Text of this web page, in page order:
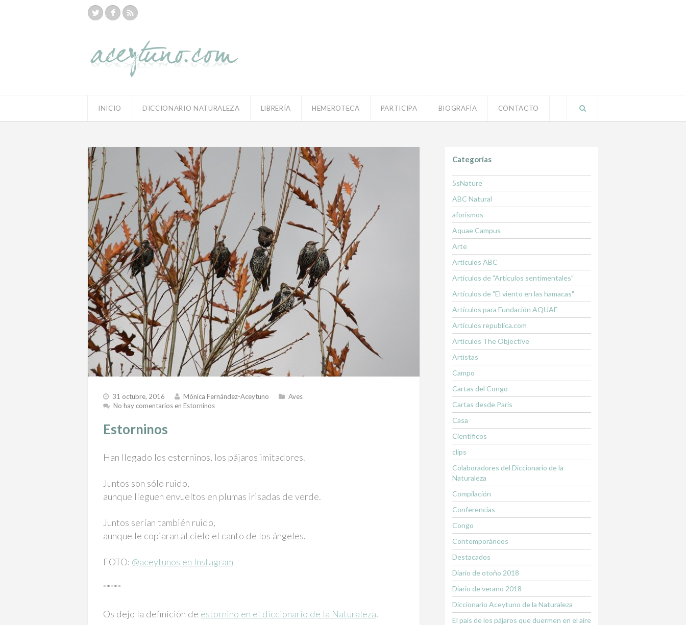
INICIO DICCIONARIO NATURALEZA LIBRERÍA HEMEROTECA PARTICIPA BIOGRAFÍA CONTACTO
31 octubre, 2016 Mónica Fernández-Aceytuno
Aves
No hay comentarios en Estorninos
Estorninos
Han llegado los estorninos, los pájaros imitadores.
Juntos son sólo ruido,
aunque lleguen envueltos en plumas irisadas de verde.
Juntos serían también ruido,
aunque le copiaran al cielo el canto de los ángeles.
FOTO: @aceytunos en Instagram
*****
Os dejo la definición de estornino en el diccionario de la Naturaleza.
Categorías
5sNature
ABC Natural
aforismos
Aquae Campus
Arte
Artículos ABC
Artículos de "Artículos sentimentales"
Artículos de "El viento en las hamacas"
Artículos para Fundación AQUAE
Artículos republica.com
Artículos The Objective
Artistas
Campo
Cartas del Congo
Cartas desde Paris
Casa
Científicos
clips
Colaboradores del Diccionario de la
Naturaleza
Compilación
Conferencias
Congo
Contemporáneos
Destacados
Diario de otoño 2018
Diario de verano 2018
Diccionario Aceytuno de la Naturaleza
El país de los pájaros que duermen en el aire